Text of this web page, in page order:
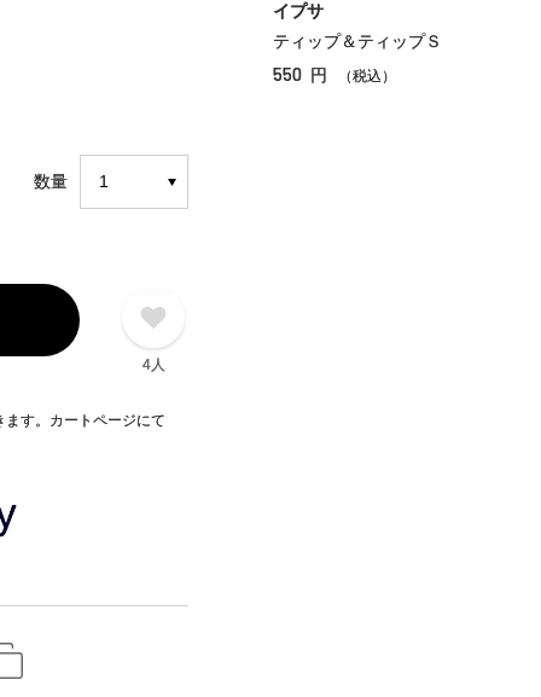
数量
4人
す。カートページにて
イプサ
ティップ＆ティップＳ
550 円 （税込）